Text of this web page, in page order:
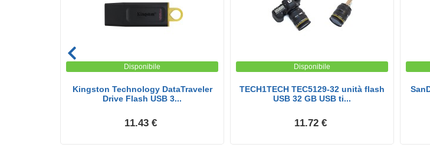
Disponibile
Kingston Technology DataTraveler
Drive Flash USB 3...
11.43 €
Disponibile
TECH1TECH TEC5129-32 unità flash
USB 32 GB USB ti...
11.72 €